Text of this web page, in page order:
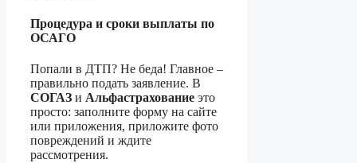
Процедура и сроки выплаты по
ОСАГО
Попали в ДТП? Не беда! Главное –
правильно подать заявление. В
СОГАЗ и Альфастрахование это
просто: заполните форму на сайте
или приложения, приложите фото
повреждений и ждите
рассмотрения.